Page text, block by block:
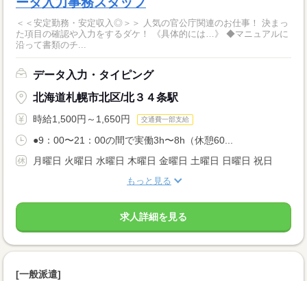
＜＜安定勤務・安定収入◎＞＞ 人気の官公庁関連のお仕事！ 決まっ
た項目の確認や入力をするダケ！ 《具体的には…》 ◆マニュアルに
沿って書類のチ...
データ入力・タイピング
北海道札幌市北区/北３４条駅
時給1,500円～1,650円 交通費一部支給
●9：00〜21：00の間で実働3h〜8h（休憩60...
月曜日 火曜日 水曜日 木曜日 金曜日 土曜日 日曜日 祝日
もっと見る
求人詳細を見る
[一般派遣]